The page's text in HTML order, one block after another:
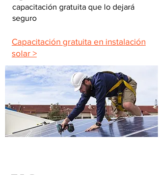
capacitación gratuita que lo dejará
seguro
Capacitación gratuita en instalación
solar >